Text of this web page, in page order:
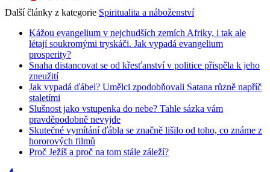
Další články z kategorie Spiritualita a náboženství
Kážou evangelium v nejchudších zemích Afriky, i tak ale
létají soukromými tryskáči. Jak vypadá evangelium
prosperity?
Snaha distancovat se od křesťanství v politice přispěla k jeho
zneužití
Jak vypadá ďábel? Umělci zpodobňovali Satana různě napříč
staletími
Slušnost jako vstupenka do nebe? Tahle sázka vám
pravděpodobně nevyjde
Skutečné vymítání ďábla se značně lišilo od toho, co známe z
hororových filmů
Proč Ježíš a proč na tom stále záleží?